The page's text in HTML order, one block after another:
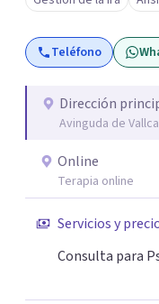
Teléfono
Dirección
Avinguda de
Online
Terapia online
Servicios y
Consulta para